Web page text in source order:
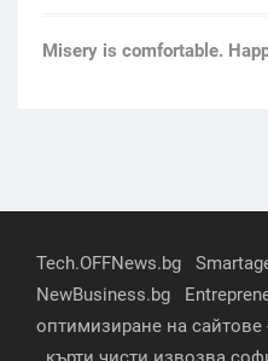
Мisery is comfortable.
Tech.OFFNews.bg
NewBusiness.bg
оптимизиране на сайтове